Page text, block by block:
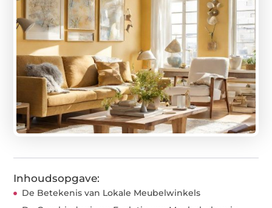
Inhoudsopgave:
De Betekenis van Lokale Meubelwinkels